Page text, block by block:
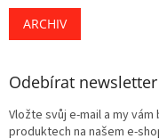
ARCHIV
Odebírat newsletter
Vložte svůj e-mail a my
produktech na našem e-